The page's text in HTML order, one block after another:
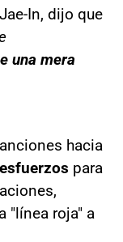
In, dijo que
una mera
hacia
para
"línea roja" a